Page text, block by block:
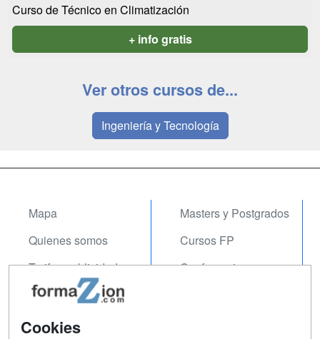
Curso de Técnico en Climatización
+ info gratis
Ver otros cursos de...
Ingeniería y Tecnología
Mapa
Quienes somos
Tarifas publicidad
Acceso Usuarios
Acceso Centros
Masters y Postgrados
Cursos FP
Conferencias
Cookies